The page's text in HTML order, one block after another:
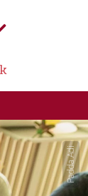
Padda Adi